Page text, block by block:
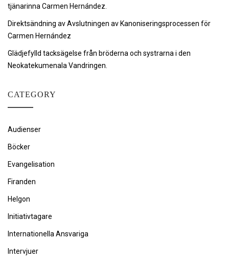
tjänarinna Carmen Hernández.
Direktsändning av Avslutningen av Kanoniseringsprocessen för
Carmen Hernández
Glädjefylld tacksägelse från bröderna och systrarna i den
Neokatekumenala Vandringen.
CATEGORY
Audienser
Böcker
Evangelisation
Firanden
Helgon
Initiativtagare
Internationella Ansvariga
Intervjuer